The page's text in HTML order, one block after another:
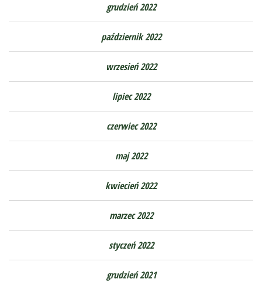
grudzień 2022
październik 2022
wrzesień 2022
lipiec 2022
czerwiec 2022
maj 2022
kwiecień 2022
marzec 2022
styczeń 2022
grudzień 2021